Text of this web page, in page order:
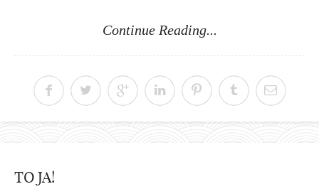
Continue Reading...
TO JA!